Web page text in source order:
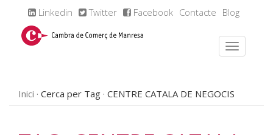
Linkedin Twitter Facebook Contacte Blog
Inici Cerca per Tag CENTRE CATALA DE NEGOCIS